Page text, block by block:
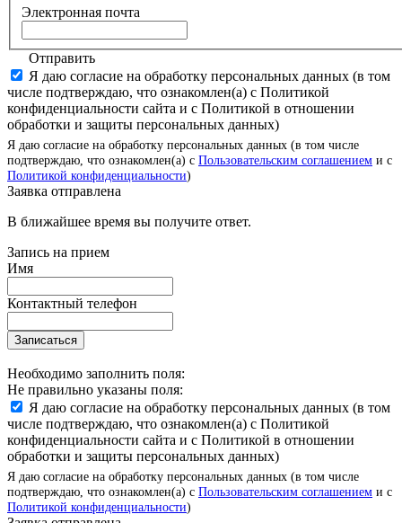
Электронная почта
Отправить
Я даю согласие на обработку персональных данных (в том
числе подтверждаю, что ознакомлен(а) с Политикой
конфиденциальности сайта и с Политикой в отношении
обработки и защиты персональных данных)
Я даю согласие на обработку персональных данных (в том числе
подтверждаю, что ознакомлен(а) с Пользовательским соглашением и с
Политикой конфиденциальности)
Заявка отправлена
В ближайшее время вы получите ответ.
Запись на прием
Имя
Контактный телефон
Записаться
Необходимо заполнить поля:
Не правильно указаны поля:
Я даю согласие на обработку персональных данных (в том
числе подтверждаю, что ознакомлен(а) с Политикой
конфиденциальности сайта и с Политикой в отношении
обработки и защиты персональных данных)
Я даю согласие на обработку персональных данных (в том числе
подтверждаю, что ознакомлен(а) с Пользовательским соглашением и с
Политикой конфиденциальности)